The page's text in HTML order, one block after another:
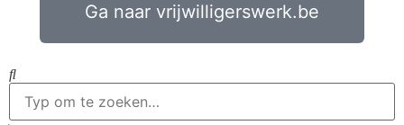
Ga naar vrijwilligerswerk.be